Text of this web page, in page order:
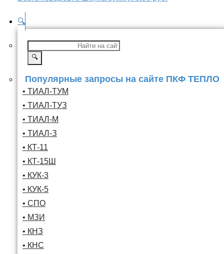
🔍
🔍
Популярные запросы на сайте ПКФ ТЕПЛО
• ТИАЛ-ТУМ
• ТИАЛ-ТУЗ
• ТИАЛ-М
• ТИАЛ-З
• КТ-11
• КТ-15Ш
• КУК-3
• КУК-5
• СПО
• МЗИ
• КНЗ
• КНС